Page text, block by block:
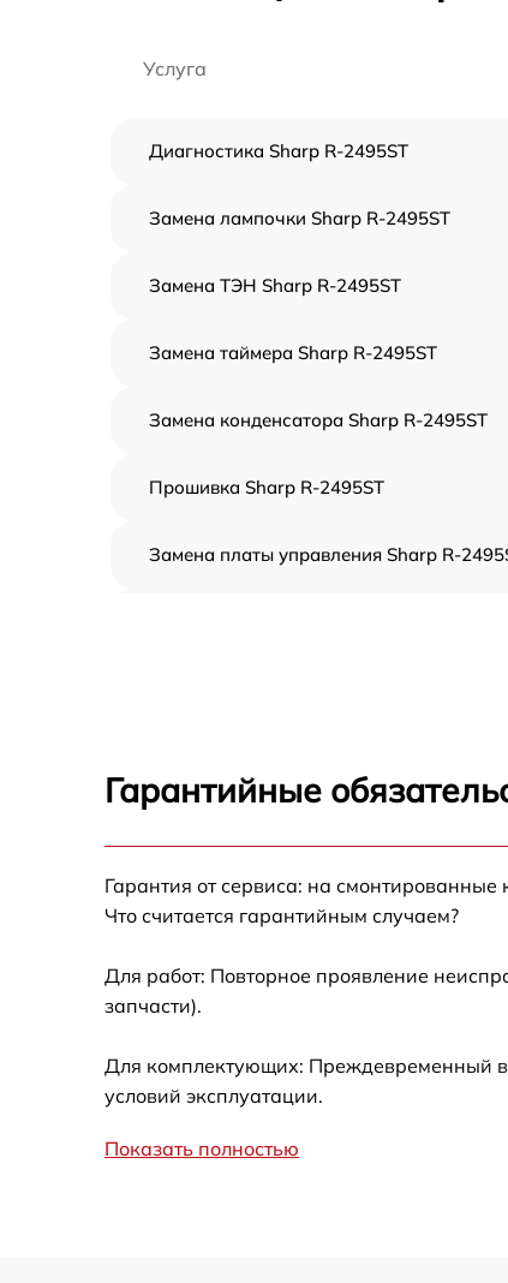
Услуга
Диагностика Sharp R-2495ST
Замена лампочки Sharp R-2495ST
Замена ТЭН Sharp R-2495ST
Замена таймера Sharp R-2495ST
Замена конденсатора Sharp R-2495ST
Прошивка Sharp R-2495ST
Замена платы управления Sharp R-
Ремонт волновода Sharp R-2495ST
2495ST
Замена силового трансформатора Sharp
2495ST
Ремонт двигателя поддона Sharp R-
Гарантийные
Гарантия от сервиса: на
Что считается гарантийным случаем?
Для работ: Повторное проявление
запчасти).
Для комплектующих: Преждевременный
условий эксплуатации.
Показать полностью